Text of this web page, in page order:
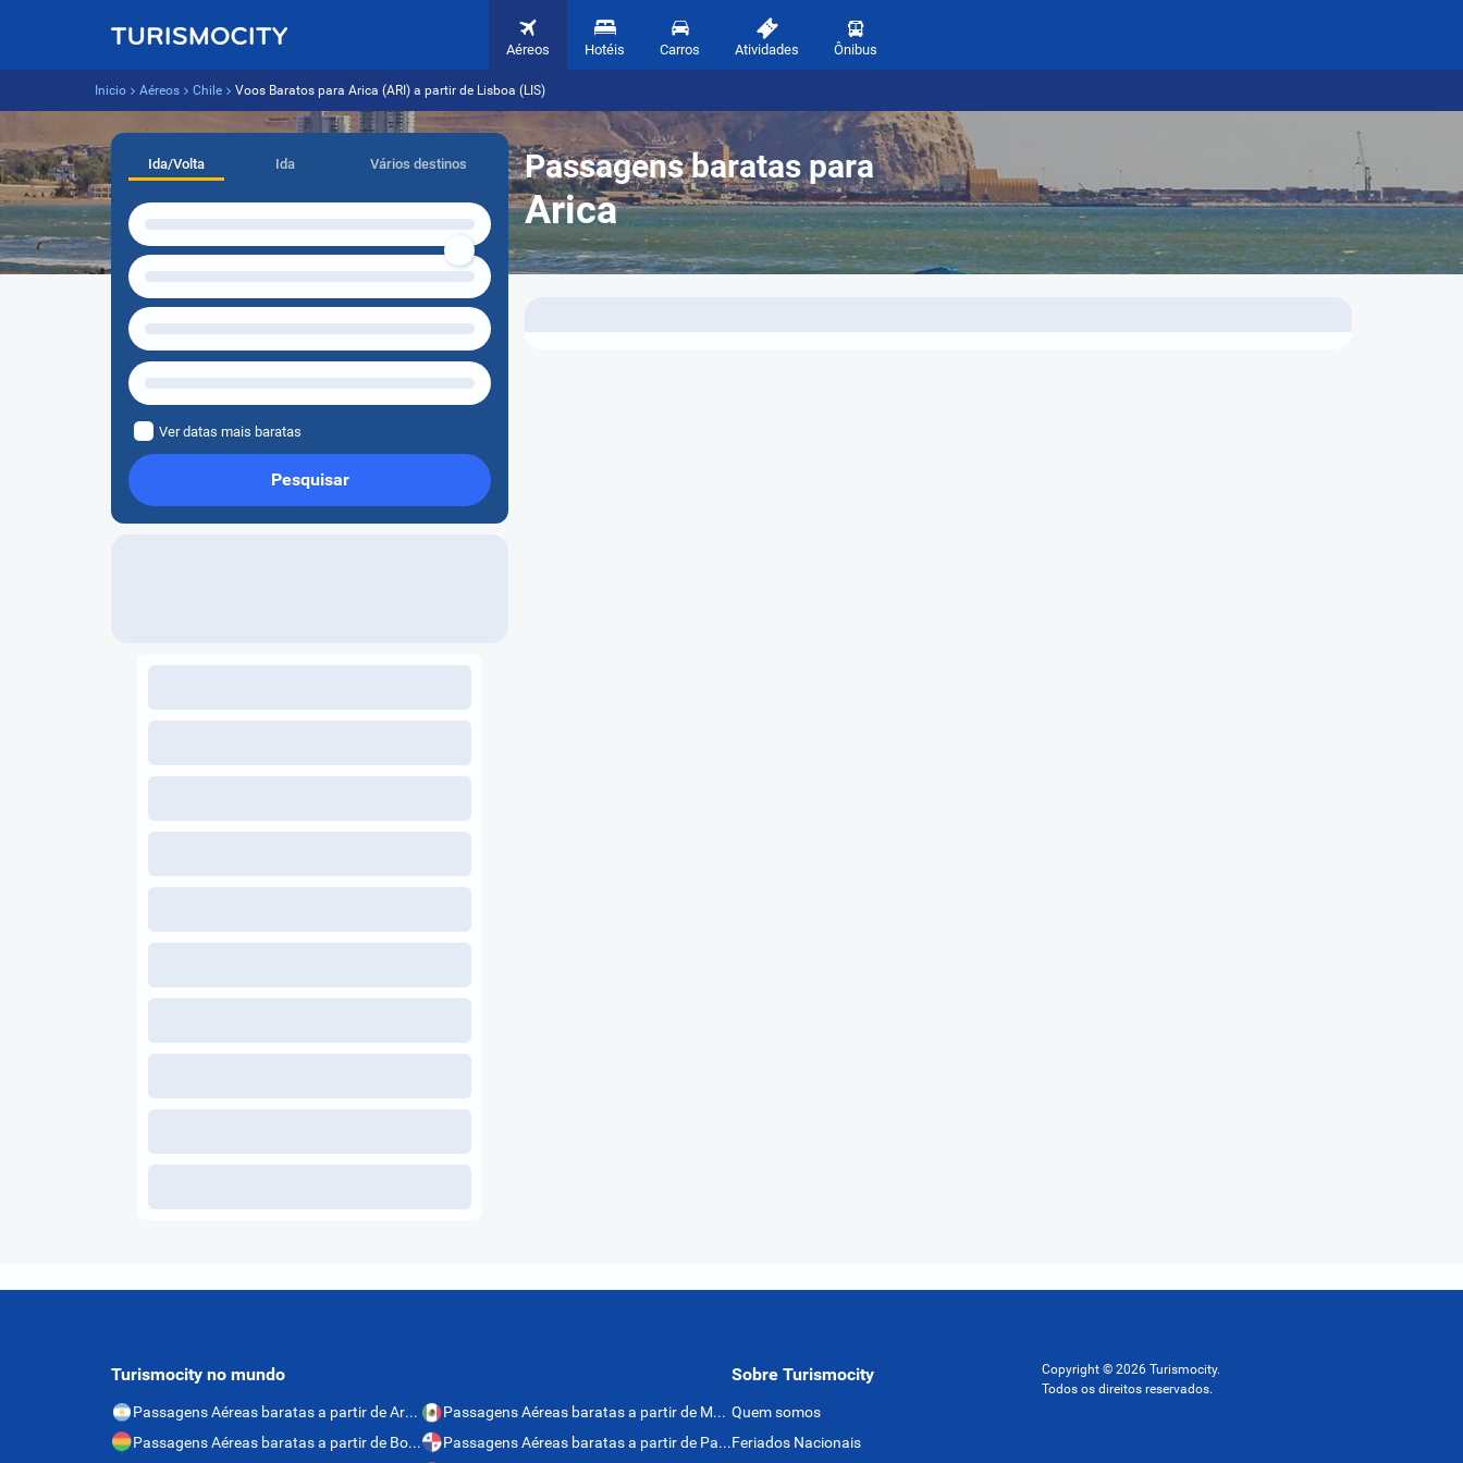
Aéreos Hotéis Carros Atividades Ônibus
Inicio Aéreos Chile Voos Baratos para Arica (ARI) a partir de Lisboa (LIS)
Passagens baratas para
Arica
Ida/Volta Ida Vários destinos
Ver datas mais baratas
Pesquisar
Turismocity no mundo
Passagens Aéreas baratas a partir de Argentina
Passagens Aéreas baratas a partir de Bolívia
Passagens Aéreas baratas a partir de México
Passagens Aéreas baratas a partir de Panamá
Sobre Turismocity
Quem somos
Feriados Nacionais
Copyright © 2026 Turismocity.
Todos os direitos reservados.